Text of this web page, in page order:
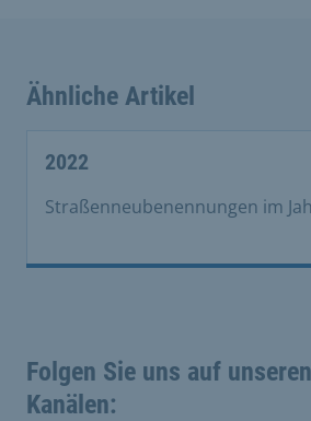
Ähnliche Artikel
2022
Straßenneubenennungen im
Folgen Sie uns auf
Kanälen: